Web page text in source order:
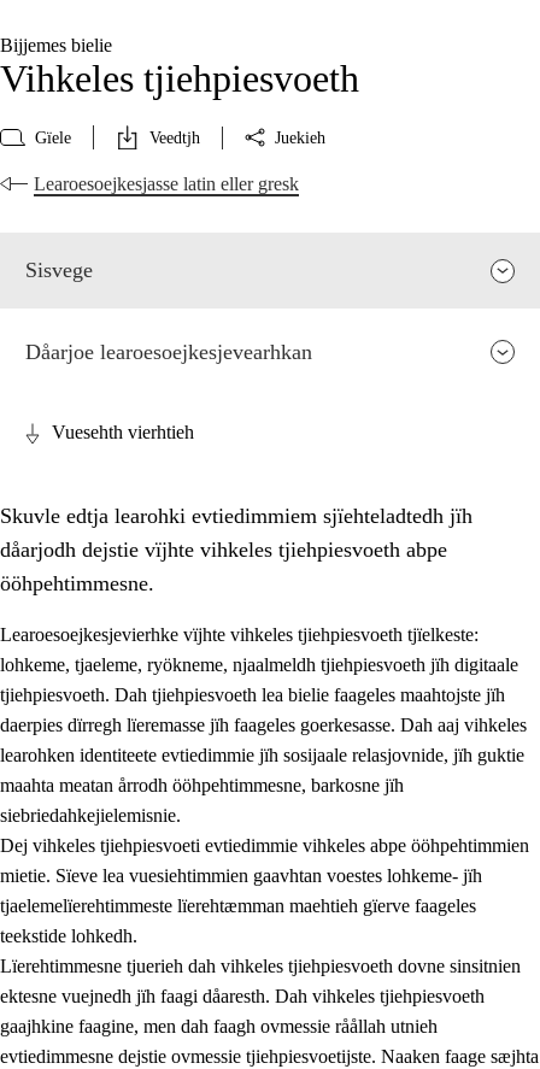
Bijjemes bielie
Vihkeles tjiehpiesvoeth
Gïele Veedtjh Juekieh
Learoesoejkesjasse latin eller gresk
Sisvege
2. Lïeremen, evtiedimmien jïh skearkagimmien prinsihph
2.1 Sosijaale lïereme jïh evtiedimmie
2.2 Maahtoe faagine
2.3 Vihkeles tjiehpiesvoeth
2.4 Lïeredh lïeredh
Dåaresthfaageles teemah
Dåarjoe learoesoejkesjevearhkan
Vuesehth vierhtieh
Skuvle edtja learohki evtiedimmiem sjïehteladtedh jïh
dåarjodh dejstie vïjhte vihkeles tjiehpiesvoeth abpe
ööhpehtimmesne.
Learoesoejkesjevierhke vïjhte vihkeles tjiehpiesvoeth tjïelkeste:
lohkeme, tjaeleme, ryökneme, njaalmeldh tjiehpiesvoeth jïh digitaale
tjiehpiesvoeth. Dah tjiehpiesvoeth lea bielie faageles maahtojste jïh
daerpies dïrregh lïeremasse jïh faageles goerkesasse. Dah aaj vihkeles
learohken identiteete evtiedimmie jïh sosijaale relasjovnide, jïh guktie
maahta meatan årrodh ööhpehtimmesne, barkosne jïh
siebriedahkejielemisnie.
Dej vihkeles tjiehpiesvoeti evtiedimmie vihkeles abpe ööhpehtimmien
mietie. Sïeve lea vuesiehtimmien gaavhtan voestes lohkeme- jïh
tjaelemelïerehtimmeste lïerehtæmman maehtieh gïerve faageles
teekstide lohkedh.
Lïerehtimmesne tjuerieh dah vihkeles tjiehpiesvoeth dovne sinsitnien
ektesne vuejnedh jïh faagi dåaresth. Dah vihkeles tjiehpiesvoeth
gaajhkine faagine, men dah faagh ovmessie råållah utnieh
evtiedimmesne dejstie ovmessie tjiehpiesvoetijste. Naaken faage sæjhta